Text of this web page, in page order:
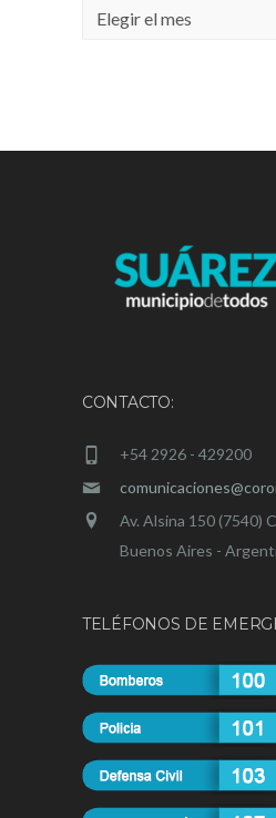
Archivos
CONTACTO:
+54 2926 - 429200
Av. Alsina 150 (7540)
Buenos Aires -
TELÉFONOS DE